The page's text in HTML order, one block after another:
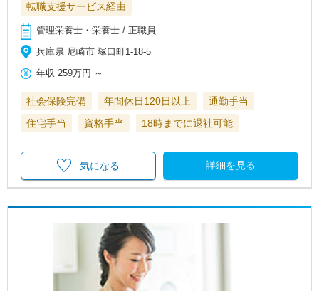
転職支援サービス経由
管理栄養士・栄養士 / 正職員
兵庫県 尼崎市 塚口町1-18-5
年収 259万円 ～
社会保険完備 年間休日120日以上
通勤手当
住宅手当
資格手当 18時までに退社可能
詳細を見る
気になる